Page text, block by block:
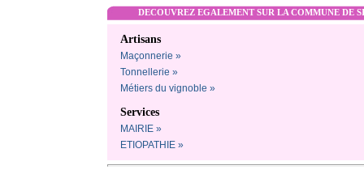
DECOUVREZ EGALEMENT SUR LA COMMUNE DE
Artisans
Maçonnerie »
Tonnellerie »
Métiers du vignoble »
Services
MAIRIE »
ETIOPATHIE »